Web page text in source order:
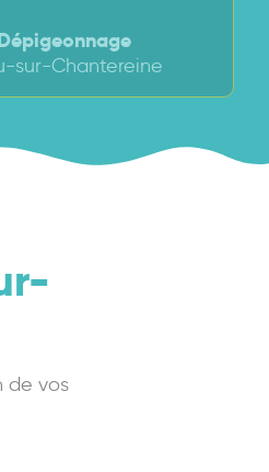
sur-Chantereine
de vos